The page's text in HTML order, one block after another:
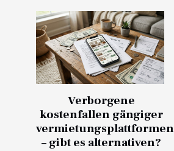
Verborgene
kostenfallen gängiger
vermietungsplattformen
– gibt es alternativen?